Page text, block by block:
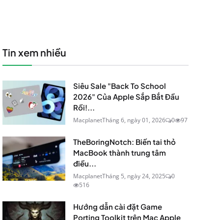
Tin xem nhiều
Siêu Sale "Back To School
2026" Của Apple Sắp Bắt Đầu
Rồi!...
MacplanetTháng 6, ngày 01, 2026 0 97
TheBoringNotch: Biến tai thỏ
MacBook thành trung tâm
điều...
MacplanetTháng 5, ngày 24, 2025
0
516
Hướng dẫn cài đặt Game
Porting Toolkit trên Mac Apple